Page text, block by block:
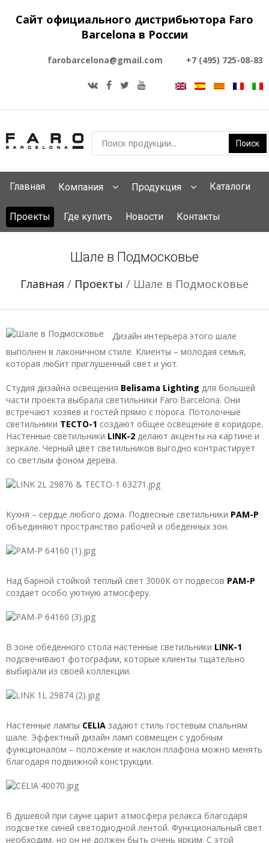
Сайт официального дистрибьютора Faro
Barcelona в России
farobarcelona@gmail.com +7 (495) 725-08-83
Главная Компания Продукция Каталоги
Проекты Где купить Новости Контакты
Шале в Подмосковье
Главная / Проекты / Шале в Подмосковье
Дизайн интерьера этого шале
выполнен в лаконичном стиле. Клиенты – молодая семья,
которая любит приглушенный свет и уют.
Студия дизайна освещения Belisama Lighting для большей
части проекта выбрала светильники Faro Barcelona. Они
встречают хозяев и гостей прямо с порога. Потолочные
светильники TECTO-1 создают общее освещение в коридоре.
Настенные светильники LINK-2 делают акценты на картине и
зеркале. Черный цвет светильников выгодно контрастирует
со светлым фоном дерева.
Кухня – сердце любого дома. Подвесные светильники PAM-P
объединяют пространство рабочей и обеденных зон.
Над барной стойкой теплый свет 3000К от подвесов PAM-P
создает особо уютную атмосферу.
В зоне обеденного стола настенные светильники LINK-1
подсвечивают фотографии, которые клиенты тщательно
выбирали из своей коллекции.
Настенные лампы CELIA задают стиль гостевым спальням
шале. Эффектный дизайн ламп совмещен с удобным
функционалом – положение и наклон плафона можно менять
благодаря подвижной конструкции.
В душевой при сауне царит атмосфера релакса благодаря
подсветке синей светодиодной лентой. Функциональный свет
необходим, но он не должен быть очень ярким. С этой